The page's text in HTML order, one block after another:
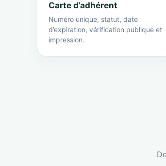
Carte d’adhérent
Numéro unique, statut, date
d’expiration, vérification publique et
impression.